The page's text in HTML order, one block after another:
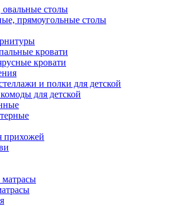
столы
прямоугольные столы
кровати
кровати
и полки для детской
для детской
прихожей